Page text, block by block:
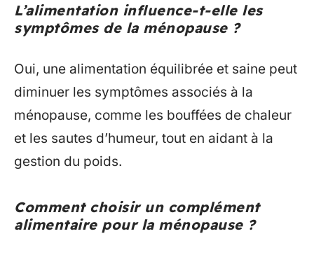
L’alimentation influence-t-elle les
symptômes de la ménopause ?
Oui, une alimentation équilibrée et saine peut
diminuer les symptômes associés à la
ménopause, comme les bouffées de chaleur
et les sautes d’humeur, tout en aidant à la
gestion du poids.
Comment choisir un complément
alimentaire pour la ménopause ?